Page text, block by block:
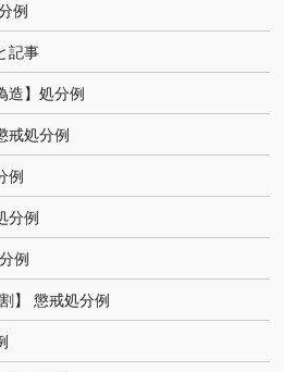
例
記事
造】処分例
戒処分例
例
分例
例
】 懲戒処分例